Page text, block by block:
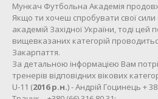
Мункач Футбольна Академія
Якщо ти хочеш спробувати свої
академій Західної України, тоді цей
вищевказаних категорій
Закарпаття.
За детальною інформацією Вам
тренерів відповідних вікових
U-11 (2016 р.н.) - Андрій Гоцинець +